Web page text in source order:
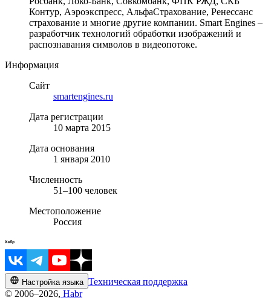
Контур, Аэроэкспресс, АльфаСтрахование, Ренессанс
страхование и многие другие компании. Smart Engines –
разработчик технологий обработки изображений и
распознавания символов в видеопотоке.
Информация
Сайт
smartengines.ru
Дата регистрации
10 марта 2015
Дата основания
1 января 2010
Численность
51–100 человек
Местоположение
Россия
Настройка языка Техническая поддержка
© 2006–2026, Habr